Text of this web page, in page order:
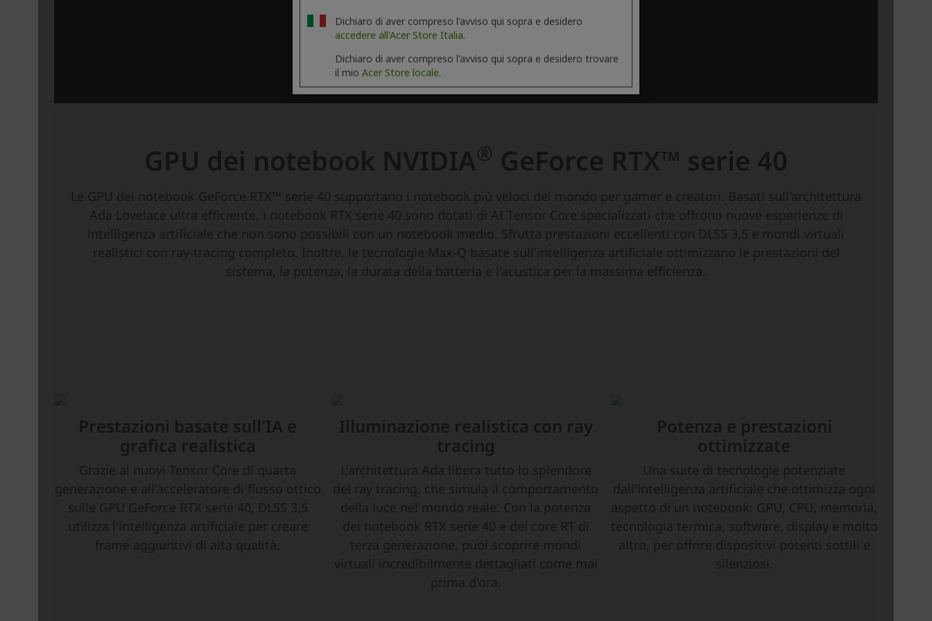
Dichiaro di aver compreso l'avviso qui sopra e desidero
accedere all'Acer Store Italia.
Dichiaro di aver compreso l'avviso qui sopra e desidero trovare
il mio Acer Store locale.